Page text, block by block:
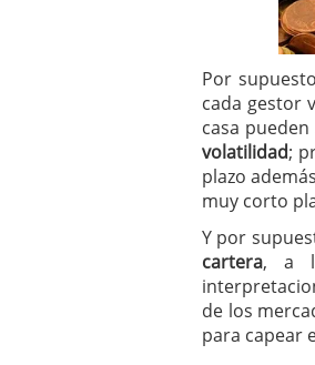
Por
cada gestor
casa
volatilidad;
plazo
muy corto
Y por
cartera, a
de los
para capear